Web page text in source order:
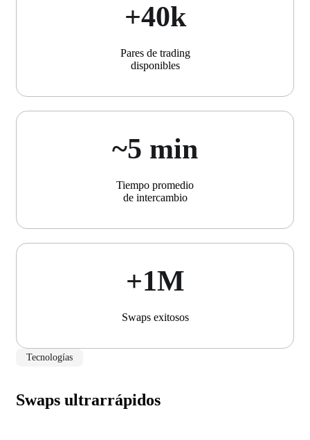
+40k
Pares de trading
disponibles
~5 min
Tiempo promedio
de intercambio
+1М
Swaps exitosos
Tecnologías
Swaps ultrarrápidos